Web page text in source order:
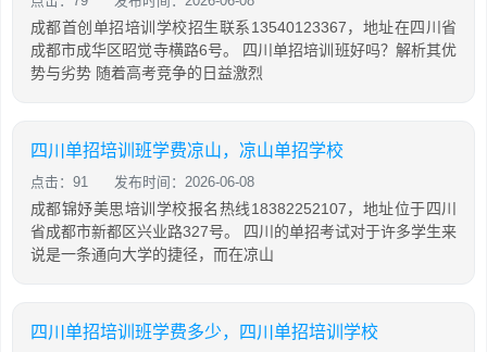
成都首创单招培训学校招生联系13540123367，地址在四川省
成都市成华区昭觉寺横路6号。 四川单招培训班好吗？解析其优
势与劣势 随着高考竞争的日益激烈
四川单招培训班学费凉山，凉山单招学校
点击：91 发布时间：2026-06-08
成都锦妤美思培训学校报名热线18382252107，地址位于四川
省成都市新都区兴业路327号。 四川的单招考试对于许多学生来
说是一条通向大学的捷径，而在凉山
四川单招培训班学费多少，四川单招培训学校